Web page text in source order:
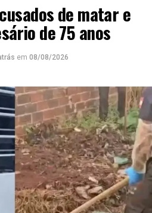
de matar e
de 75 anos
em 08/08/2026